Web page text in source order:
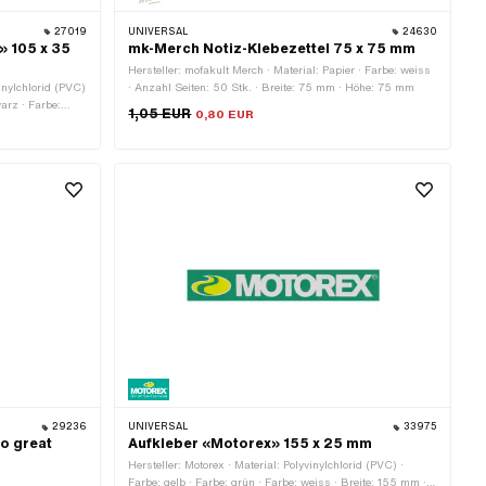
27019
105 x 35
(PVC)
· Farbe:
Höhe: 35 mm
UNIVERSAL 24630
mk-Merch Notiz-Klebezettel 75 x 75 mm
Hersteller: mofakult Merch · Material: Papier · Farbe: weiss
· Anzahl Seiten: 50 Stk. · Breite: 75 mm · Höhe: 75 mm
1,05 EUR 0,80 EUR
29236
great
UNIVERSAL 33975
Aufkleber «Motorex» 155 x 25 mm
Hersteller: Motorex · Material: Polyvinylchlorid (PVC) ·
Farbe: gelb · Farbe: grün · Farbe: weiss · Breite: 155 mm ·